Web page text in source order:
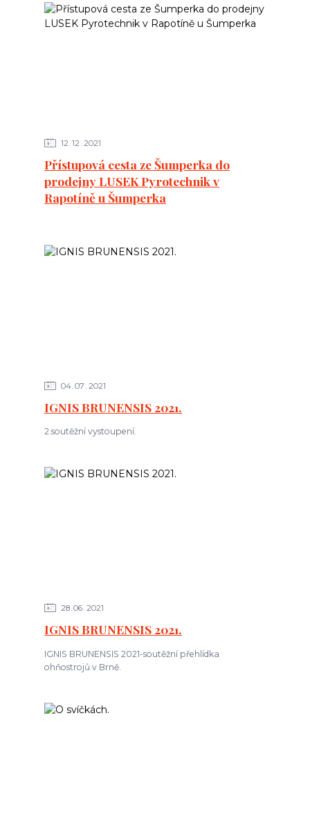
12 12 2021
Přístupová cesta ze Šumperka do
prodejny LUSEK Pyrotechnik v
Rapotíně u Šumperka
04 07 2021
IGNIS BRUNENSIS 2021.
2.soutěžní vystoupení.
28 06 2021
IGNIS BRUNENSIS 2021.
IGNIS BRUNENSIS 2021-soutěžní přehlídka
ohňostrojů v Brně.